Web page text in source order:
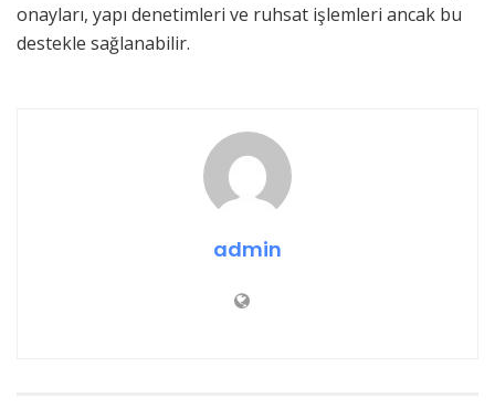
onayları, yapı denetimleri ve ruhsat işlemleri ancak bu
destekle sağlanabilir.
admin